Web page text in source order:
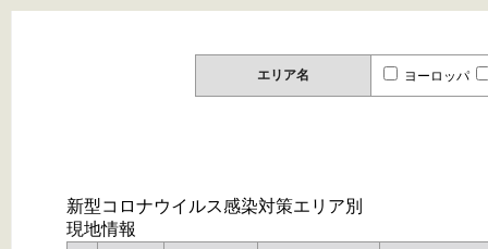
エリア名 ヨーロッパ
新型コロナウイルス感染対策エリア別
現地情報